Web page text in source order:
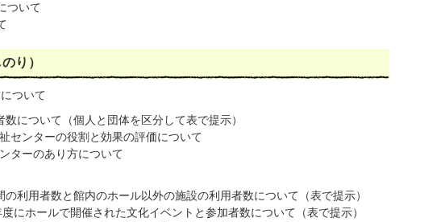
ついて
り）
ついて
について（個人と団体を区分して表で提示）
センターの役割と効果の評価について
ターのあり方について
の利用者数と館内のホール以外の施設の利用者数について（表で提示）
にホールで開催された文化イベントと参加者数について（表で提示）